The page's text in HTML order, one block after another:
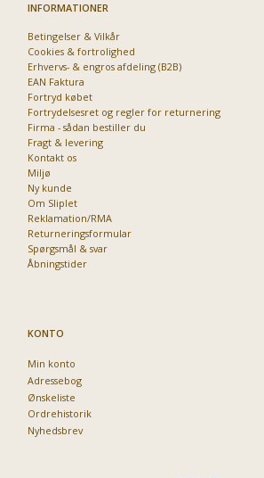
INFORMATIONER
Betingelser & Vilkår
Cookies & fortrolighed
Erhvervs- & engros afdeling (B2B)
EAN Faktura
Fortryd købet
Fortrydelsesret og regler for returnering
Firma - sådan bestiller du
Fragt & levering
Kontakt os
Miljø
Ny kunde
Om Sliplet
Reklamation/RMA
Returneringsformular
Spørgsmål & svar
Åbningstider
KONTO
Min konto
Adressebog
Ønskeliste
Ordrehistorik
Nyhedsbrev